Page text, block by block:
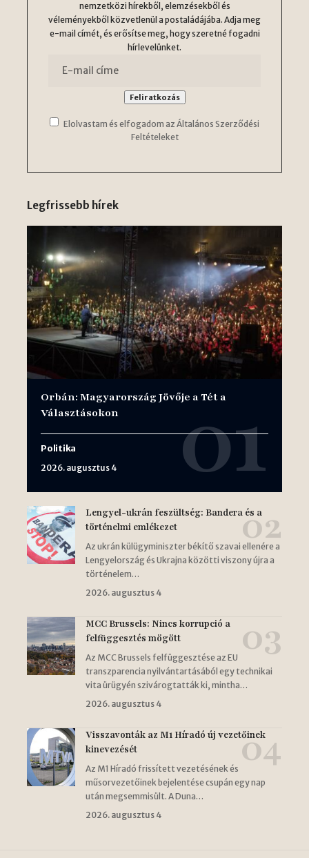
nemzetközi hírekből, elemzésekből és
véleményekből közvetlenül a postaládájába. Adja meg
e-mail címét, és erősítse meg, hogy szeretné fogadni
hírlevelünket.
Elolvastam és elfogadom az Általános Szerződési
Feltételeket
Legfrissebb hírek
Orbán: Magyarország Jövője a Tét a
Választásokon
Politika
2026. augusztus 4
Lengyel-ukrán feszültség: Bandera és a
történelmi emlékezet
Az ukrán külügyminiszter békítő szavai ellenére a
Lengyelország és Ukrajna közötti viszony újra a
történelem…
2026. augusztus 4
MCC Brussels: Nincs korrupció a
felfüggesztés mögött
Az MCC Brussels felfüggesztése az EU
transzparencia nyilvántartásából egy technikai
vita ürügyén szivárogtatták ki, mintha…
2026. augusztus 4
Visszavonták az M1 Híradó új vezetőinek
kinevezését
Az M1 Híradó frissített vezetésének és
műsorvezetőinek bejelentése csupán egy nap
után megsemmisült. A Duna…
2026. augusztus 4